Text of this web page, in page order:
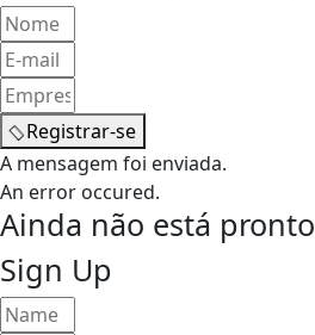
Registrar-se
A mensagem foi enviada.
An error occured.
Ainda não está pronto
Sign Up